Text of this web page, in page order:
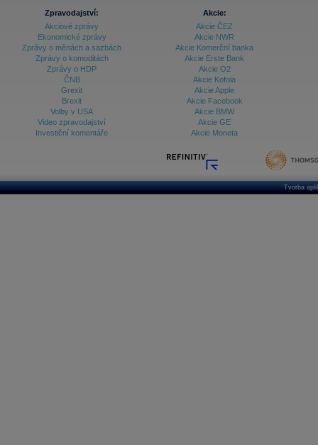
Zpravodajství:
Akciové zprávy
Ekonomické zprávy
Zprávy o měnách a sazbách
Zprávy o komoditách
Zprávy o HDP
ČNB
Grexit
Brexit
Volby v USA
Video zpravodajství
Investiční komentáře
Akcie:
Akcie ČEZ
Akcie NWR
Akcie Komerční banka
Akcie Erste Bank
Akcie O2
Akcie Kofola
Akcie Apple
Akcie Facebook
Akcie BMW
Akcie GE
Akcie Moneta
Tvorba